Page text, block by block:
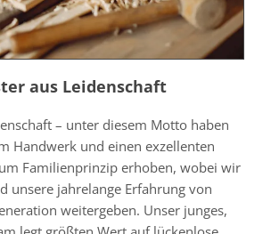
aus Leidenschaft
– unter diesem Motto haben
Handwerk und einen exzellenten
Familienprinzip erhoben, wobei wir
unsere jahrelange Erfahrung von
weitergeben. Unser junges,